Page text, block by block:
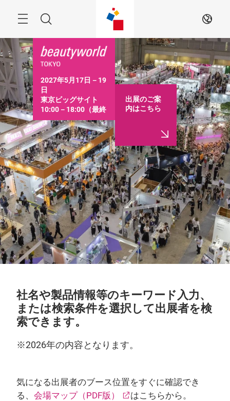
す
る
索
JA
2027年5月17日－19
日
東京ビッグサイト
10:00－18:00（最終
日は16:30まで）
出展のご案
内はこちら
社名や製品情報等のキーワード入力、
または検索条件を選択して出展者を検
索できます。
※2026年の内容となります。
気になる出展者のブース位置をすぐに確認でき
る、 会場マップ（PDF版） はこちらから。